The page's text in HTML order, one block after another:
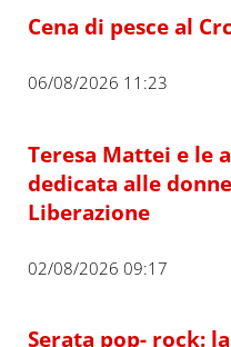
Cena di pesce al
06/08/2026 11:23
Teresa Mattei e le
dedicata alle
Liberazione
02/08/2026 09:17
Serata pop- rock: